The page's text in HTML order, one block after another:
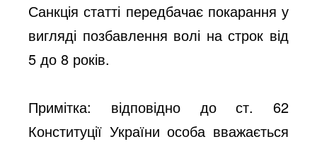
Санкція статті передбачає покарання у
вигляді позбавлення волі на строк від
5 до 8 років.
Примітка: відповідно до ст. 62
Конституції України особа вважається